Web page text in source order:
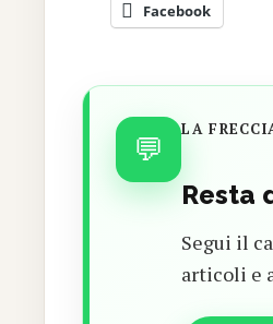
Facebook
💬 LA
Resta
Segui il
articoli e